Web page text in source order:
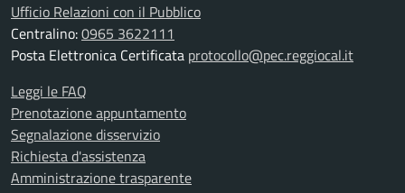
Ufficio Relazioni con il Pubblico
Centralino:0965 3622111
Posta Elettronica Certificata protocollo@pec.reggiocal.it
Leggi le FAQ
Prenotazione appuntamento
Segnalazione disservizio
Richiesta d'assistenza
Amministrazione trasparente